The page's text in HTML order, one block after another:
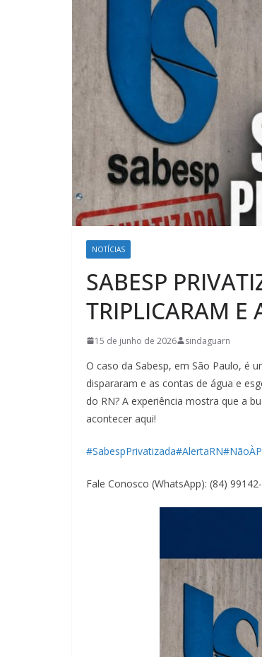
NOTÍCIAS
SABESP
TRIPLICARAM E
15 de junho de 2026 sindaguarn
O caso da Sabesp, em São Paulo, é
dispararam e as contas de água e
do RN? A experiência mostra que a
acontecer aqui!
#SabespPrivatizada#AlertaRN
Fale Conosco (WhatsApp): (84)